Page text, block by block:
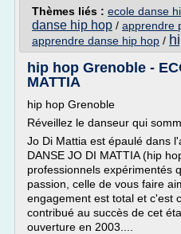
Thèmes liés : ecole danse
danse hip hop / apprendre
apprendre danse hip hop /
hip hop Grenoble -
MATTIA
hip hop Grenoble
Réveillez le danseur qui
Jo Di Mattia est épaulé dans
DANSE JO DI MATTIA (hip
professionnels expérimentés
passion, celle de vous faire
engagement est total et c'est
contribué au succès de cet
ouverture en 2003....